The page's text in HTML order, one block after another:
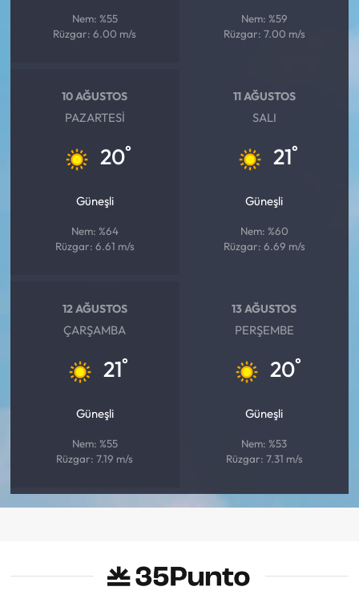
Nem: %55
Rüzgar: 6.00 m/s
Nem: %59
Rüzgar: 7.00 m/s
10 AĞUSTOS
PAZARTESI
20°
Güneşli
Nem: %64
Rüzgar: 6.61 m/s
11 AĞUSTOS
SALI
21°
Güneşli
Nem: %60
Rüzgar: 6.69 m/s
12 AĞUSTOS
ÇARŞAMBA
21°
Güneşli
Nem: %55
Rüzgar: 7.19 m/s
13 AĞUSTOS
PERŞEMBE
20°
Güneşli
Nem: %53
Rüzgar: 7.31 m/s